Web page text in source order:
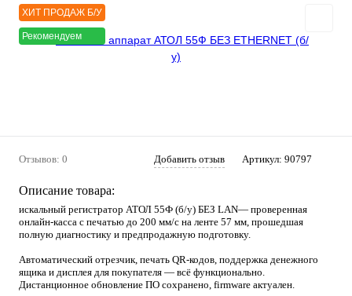
ХИТ ПРОДАЖ Б/У
Рекомендуем
Отзывов: 0 Добавить отзыв Артикул: 90797
Описание товара:
искальный регистратор АТОЛ 55Ф (б/у) БЕЗ LAN— проверенная
онлайн-касса с печатью до 200 мм/с на ленте 57 мм, прошедшая
полную диагностику и предпродажную подготовку.
Автоматический отрезчик, печать QR-кодов, поддержка денежного
ящика и дисплея для покупателя — всё функционально.
Дистанционное обновление ПО сохранено, firmware актуален.